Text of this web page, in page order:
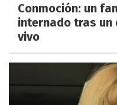
Conmoción: un
internado tras un
vivo